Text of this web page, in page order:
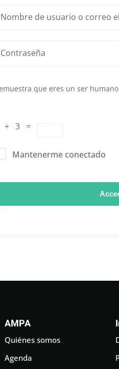
que eres un ser humano
+ 3 =
Mantenerme conectado
AMPA
Quiénes somos
Agenda